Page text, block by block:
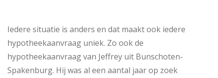
Iedere situatie is anders en dat maakt ook iedere
hypotheekaanvraag uniek. Zo ook de
hypotheekaanvraag van Jeffrey uit Bunschoten-
Spakenburg. Hij was al een aantal jaar op zoek